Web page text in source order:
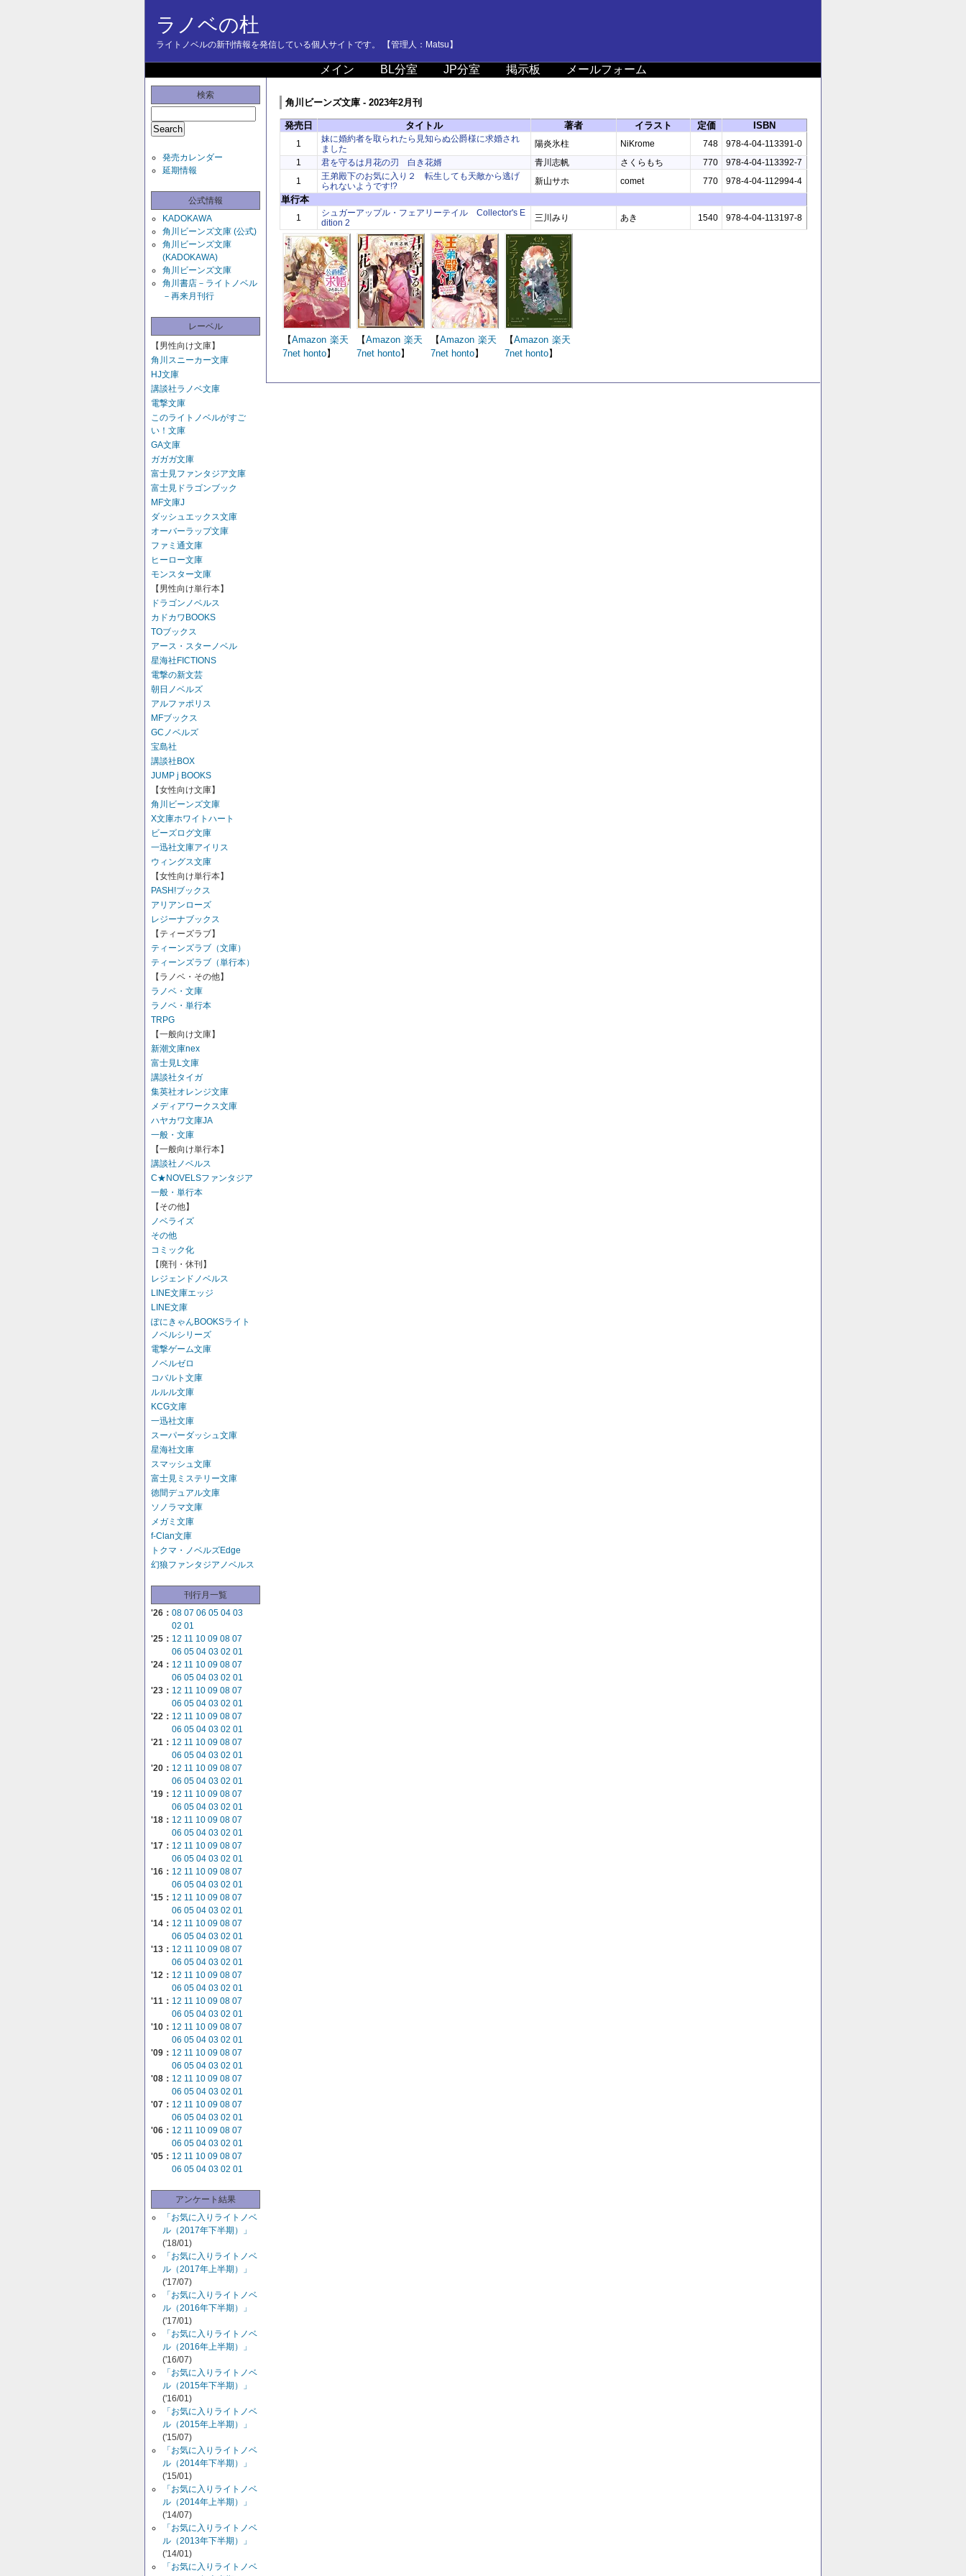
ラノベの杜
ライトノベルの新刊情報を発信している個人サイトです。 【管理人：Matsu】
メイン BL分室 JP分室 掲示板 メールフォーム
検索
発売カレンダー
延期情報
公式情報
KADOKAWA
角川ビーンズ文庫 (公式)
角川ビーンズ文庫
(KADOKAWA)
角川ビーンズ文庫
角川書店－ライトノベル
－再来月刊行
レーベル
【男性向け文庫】
角川スニーカー文庫
HJ文庫
講談社ラノベ文庫
電撃文庫
このライトノベルがすご
い！文庫
GA文庫
ガガガ文庫
富士見ファンタジア文庫
富士見ドラゴンブック
MF文庫J
ダッシュエックス文庫
オーバーラップ文庫
ファミ通文庫
ヒーロー文庫
モンスター文庫
【男性向け単行本】
ドラゴンノベルス
カドカワBOOKS
TOブックス
アース・スターノベル
星海社FICTIONS
電撃の新文芸
朝日ノベルズ
アルファポリス
MFブックス
GCノベルズ
宝島社
講談社BOX
JUMP j BOOKS
【女性向け文庫】
角川ビーンズ文庫
X文庫ホワイトハート
ビーズログ文庫
一迅社文庫アイリス
ウィングス文庫
【女性向け単行本】
PASH!ブックス
アリアンローズ
レジーナブックス
【ティーズラブ】
ティーンズラブ（文庫）
ティーンズラブ（単行本）
【ラノベ・その他】
ラノベ・文庫
ラノベ・単行本
TRPG
【一般向け文庫】
新潮文庫nex
富士見L文庫
講談社タイガ
集英社オレンジ文庫
メディアワークス文庫
ハヤカワ文庫JA
一般・文庫
【一般向け単行本】
講談社ノベルス
C★NOVELSファンタジア
一般・単行本
【その他】
ノベライズ
その他
コミック化
【廃刊・休刊】
レジェンドノベルス
LINE文庫エッジ
LINE文庫
ぽにきゃんBOOKSライト
ノベルシリーズ
電撃ゲーム文庫
ノベルゼロ
コバルト文庫
ルルル文庫
KCG文庫
一迅社文庫
スーパーダッシュ文庫
星海社文庫
スマッシュ文庫
富士見ミステリー文庫
徳間デュアル文庫
ソノラマ文庫
メガミ文庫
f-Clan文庫
トクマ・ノベルズEdge
幻狼ファンタジアノベルス
刊行月一覧
'26： 08 07 06 05 04 03
02 01
'25： 12 11 10 09 08 07
06 05 04 03 02 01
'24： 12 11 10 09 08 07
06 05 04 03 02 01
'23： 12 11 10 09 08 07
06 05 04 03 02 01
'22： 12 11 10 09 08 07
06 05 04 03 02 01
'21： 12 11 10 09 08 07
06 05 04 03 02 01
'20： 12 11 10 09 08 07
06 05 04 03 02 01
'19： 12 11 10 09 08 07
06 05 04 03 02 01
'18： 12 11 10 09 08 07
06 05 04 03 02 01
'17： 12 11 10 09 08 07
06 05 04 03 02 01
'16： 12 11 10 09 08 07
06 05 04 03 02 01
'15： 12 11 10 09 08 07
06 05 04 03 02 01
'14： 12 11 10 09 08 07
06 05 04 03 02 01
'13： 12 11 10 09 08 07
06 05 04 03 02 01
'12： 12 11 10 09 08 07
06 05 04 03 02 01
'11： 12 11 10 09 08 07
06 05 04 03 02 01
'10： 12 11 10 09 08 07
06 05 04 03 02 01
'09： 12 11 10 09 08 07
06 05 04 03 02 01
'08： 12 11 10 09 08 07
06 05 04 03 02 01
'07： 12 11 10 09 08 07
06 05 04 03 02 01
'06： 12 11 10 09 08 07
06 05 04 03 02 01
'05： 12 11 10 09 08 07
06 05 04 03 02 01
アンケート結果
「お気に入りライトノベ
ル（2017年下半期）」
('18/01)
「お気に入りライトノベ
ル（2017年上半期）」
('17/07)
「お気に入りライトノベ
ル（2016年下半期）」
('17/01)
「お気に入りライトノベ
ル（2016年上半期）」
('16/07)
「お気に入りライトノベ
ル（2015年下半期）」
('16/01)
「お気に入りライトノベ
ル（2015年上半期）」
('15/07)
「お気に入りライトノベ
ル（2014年下半期）」
('15/01)
「お気に入りライトノベ
ル（2014年上半期）」
('14/07)
「お気に入りライトノベ
ル（2013年下半期）」
('14/01)
「お気に入りライトノベ
角川ビーンズ文庫 - 2023年2月刊
発売日 タイトル 著者 イラスト 定価 ISBN
1
妹に婚約者を取られたら見知らぬ公爵様に求婚され
ました
陽炎氷柱 NiKrome 748
978-4-04-113391-0
1
君を守るは月花の刃 白き花婿 青川志帆 さくらもち 770
978-4-04-113392-7
1
王弟殿下のお気に入り２ 転生しても天敵から逃げ
られないようです!?
新山サホ comet 770 978-4-04-112994-4
単行本
1
シュガーアップル・フェアリーテイル Collector's E
dition 2
三川みり あき 1540 978-4-04-113197-8
【Amazon 楽天
7net honto】
【Amazon 楽天
7net honto】
【Amazon 楽天
7net honto】
【Amazon 楽天
7net honto】